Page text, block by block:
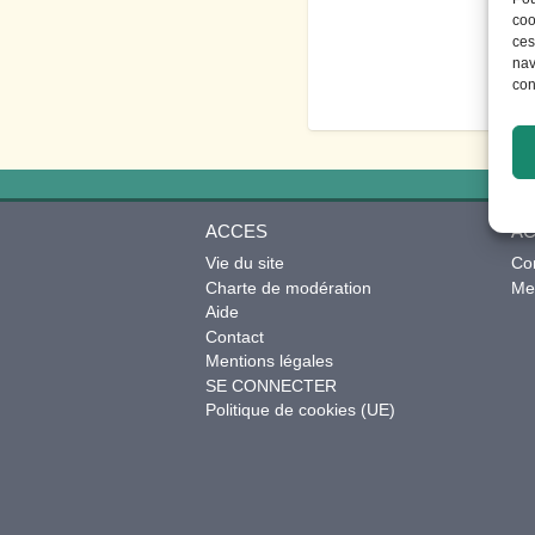
ACCES
Vie du site
Charte de modération
Aide
Contact
Mentions légales
SE CONNECTER
Politique de cookies (UE)